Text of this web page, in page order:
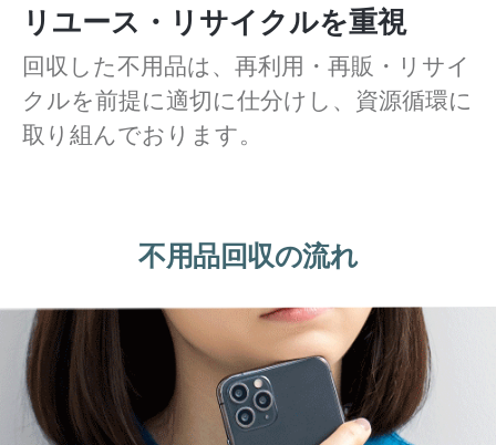
リユース・リサイクルを重視
回収した不用品は、再利用・再販・リサイ
クルを前提に適切に仕分けし、資源循環に
取り組んでおります。
不用品回収の流れ